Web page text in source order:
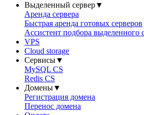
Выделенный сервер▼
Аренда сервера
Быстрая аренда готовых серверов
Ассистент подбора выделенного
VPS
Cloud storage
Сервисы▼
MySQL CS
Redis CS
Домены▼
Регистрация домена
Перенос домена